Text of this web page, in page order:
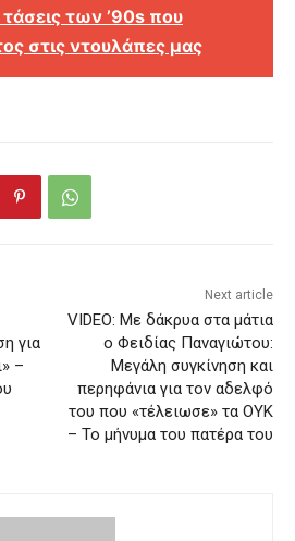
των ’90s που
στις ντουλάπες μας
για
–
Next article
VIDEO: Με δάκρυα στα μάτια
ο Φειδίας Παναγιώτου:
Μεγάλη συγκίνηση και
περηφάνια για τον αδελφό
του που «τέλειωσε» τα ΟΥΚ
– Το μήνυμα του πατέρα του